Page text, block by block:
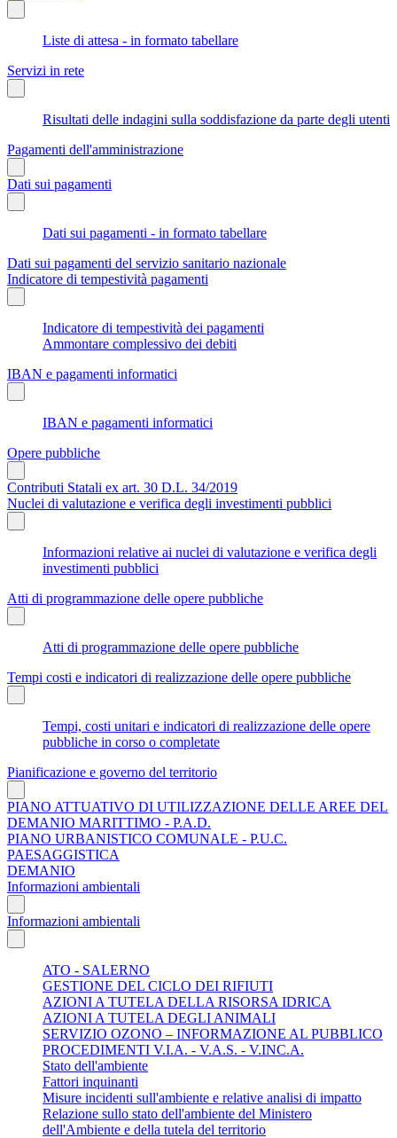
Liste di attesa - in formato tabellare
Servizi in rete
Risultati delle indagini sulla soddisfazione da parte degli utenti
Pagamenti dell'amministrazione
Dati sui pagamenti
Dati sui pagamenti - in formato tabellare
Dati sui pagamenti del servizio sanitario nazionale
Indicatore di tempestività pagamenti
Indicatore di tempestività dei pagamenti
Ammontare complessivo dei debiti
IBAN e pagamenti informatici
IBAN e pagamenti informatici
Opere pubbliche
Contributi Statali ex art. 30 D.L. 34/2019
Nuclei di valutazione e verifica degli investimenti pubblici
Informazioni relative ai nuclei di valutazione e verifica degli
investimenti pubblici
Atti di programmazione delle opere pubbliche
Atti di programmazione delle opere pubbliche
Tempi costi e indicatori di realizzazione delle opere pubbliche
Tempi, costi unitari e indicatori di realizzazione delle opere
pubbliche in corso o completate
Pianificazione e governo del territorio
PIANO ATTUATIVO DI UTILIZZAZIONE DELLE AREE DEL
DEMANIO MARITTIMO - P.A.D.
PIANO URBANISTICO COMUNALE - P.U.C.
PAESAGGISTICA
DEMANIO
Informazioni ambientali
Informazioni ambientali
ATO - SALERNO
GESTIONE DEL CICLO DEI RIFIUTI
AZIONI A TUTELA DELLA RISORSA IDRICA
AZIONI A TUTELA DEGLI ANIMALI
SERVIZIO OZONO – INFORMAZIONE AL PUBBLICO
PROCEDIMENTI V.I.A. - V.A.S. - V.INC.A.
Stato dell'ambiente
Fattori inquinanti
Misure incidenti sull'ambiente e relative analisi di impatto
Relazione sullo stato dell'ambiente del Ministero
dell'Ambiente e della tutela del territorio